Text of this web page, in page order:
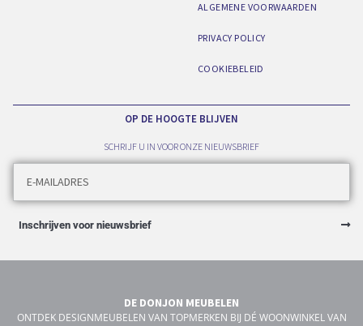
ALGEMENE VOORWAARDEN
PRIVACY POLICY
COOKIEBELEID
OP DE HOOGTE BLIJVEN
SCHRIJF U IN VOOR ONZE NIEUWSBRIEF
Inschrijven voor nieuwsbrief
DE DONJON MEUBELEN
ONTDEK DESIGNMEUBELEN VAN TOPMERKEN BIJ DÉ WOONWINKEL VAN